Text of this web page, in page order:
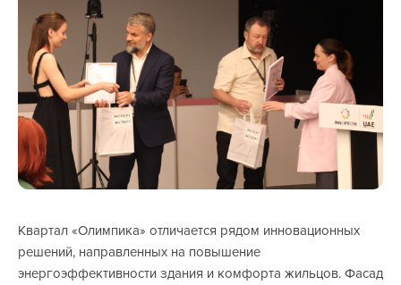
Квартал «Олимпика» отличается рядом инновационных
решений, направленных на повышение
энергоэффективности здания и комфорта жильцов. Фасад